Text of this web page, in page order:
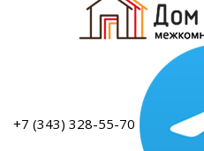
+7 (343) 328-55-70